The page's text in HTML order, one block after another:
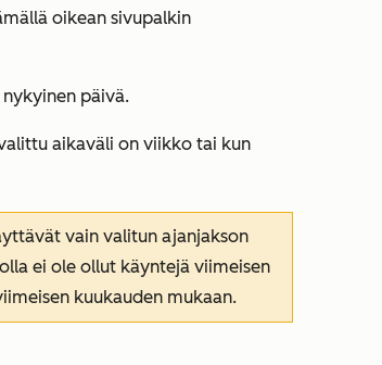
oikean sivupalkin
nykyinen päivä.
aikaväli on viikko tai kun
vain valitun ajanjakson
ei ole ollut käyntejä viimeisen
kuukauden mukaan.